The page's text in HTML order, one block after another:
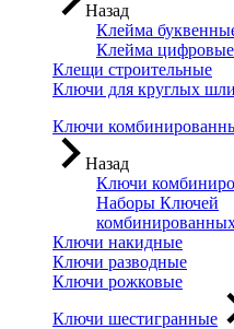
Назад
Клейма
Клейма цифровые
Клещи строительные
Ключи для круглых
Ключи
Назад
Ключи
Наборы Ключей
Ключи накидные
Ключи разводные
Ключи рожковые
Ключи шестигранные